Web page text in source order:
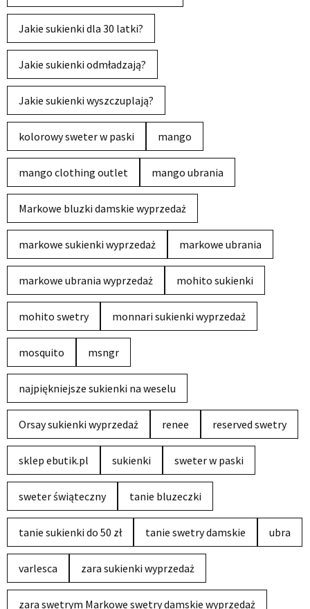
Jakie sukienki dla 30 latki?
Jakie sukienki odmładzają?
Jakie sukienki wyszczuplają?
kolorowy sweter w paski mango
mango clothing outlet mango ubrania
Markowe bluzki damskie wyprzedaż
markowe sukienki wyprzedaż markowe ubrania
markowe ubrania wyprzedaż mohito sukienki
mohito swetry monnari sukienki wyprzedaż
mosquito msngr
najpiękniejsze sukienki na weselu
Orsay sukienki wyprzedaż renee reserved swetry
sklep ebutik.pl sukienki sweter w paski
sweter świąteczny tanie bluzeczki
tanie sukienki do 50 zł tanie swetry damskie ubra
varlesca zara sukienki wyprzedaż
zara swetrym Markowe swetry damskie wyprzedaż